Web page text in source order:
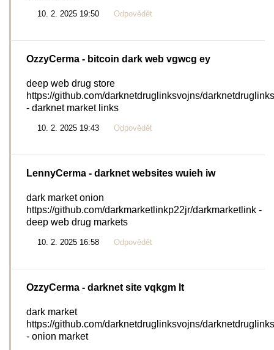
10. 2. 2025 19:50 Odpovědět
OzzyCerma - bitcoin dark web vgwcg ey
deep web drug store
https://github.com/darknetdruglinksvojns/darknetdruglinks
- darknet market links
10. 2. 2025 19:43 Odpovědět
LennyCerma - darknet websites wuieh iw
dark market onion
https://github.com/darkmarketlinkp22jr/darkmarketlink -
deep web drug markets
10. 2. 2025 16:58 Odpovědět
OzzyCerma - darknet site vqkgm lt
dark market
https://github.com/darknetdruglinksvojns/darknetdruglinks
- onion market